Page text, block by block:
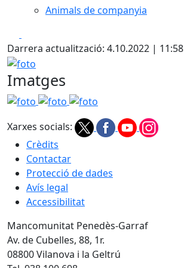
Animals de companyia
Darrera actualització: 4.10.2022 | 11:58
foto
Imatges
foto foto foto
Xarxes socials:
Crèdits
Contactar
Protecció de dades
Avís legal
Accessibilitat
Mancomunitat Penedès-Garraf
Av. de Cubelles, 88, 1r.
08800 Vilanova i la Geltrú